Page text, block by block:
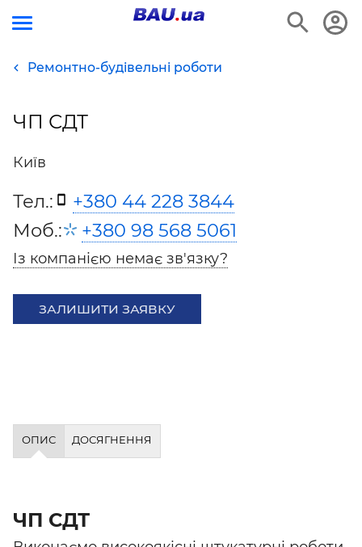
Ремонтно-будівельні роботи
ЧП СДТ
Київ
Тел.:
+380 44 228 3844
Моб.:
+380 98 568 5061
Із компанією немає зв'язку?
ЗАЛИШИТИ ЗАЯВКУ
ОПИС ДОСЯГНЕННЯ
ЧП СДТ